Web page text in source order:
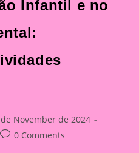
Infantil e no
November de 2024
Post0 Comments